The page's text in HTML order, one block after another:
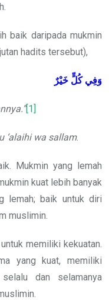
baik daripada mukmin
hadits tersebut),
وَفِي كُلٍّ خَيْرٌ
[1]
‘alaihi wa sallam.
Mukmin yang lemah
kuat lebih banyak
lemah; baik untuk diri
muslimin.
memiliki kekuatan.
yang kuat, memiliki
dan selamanya